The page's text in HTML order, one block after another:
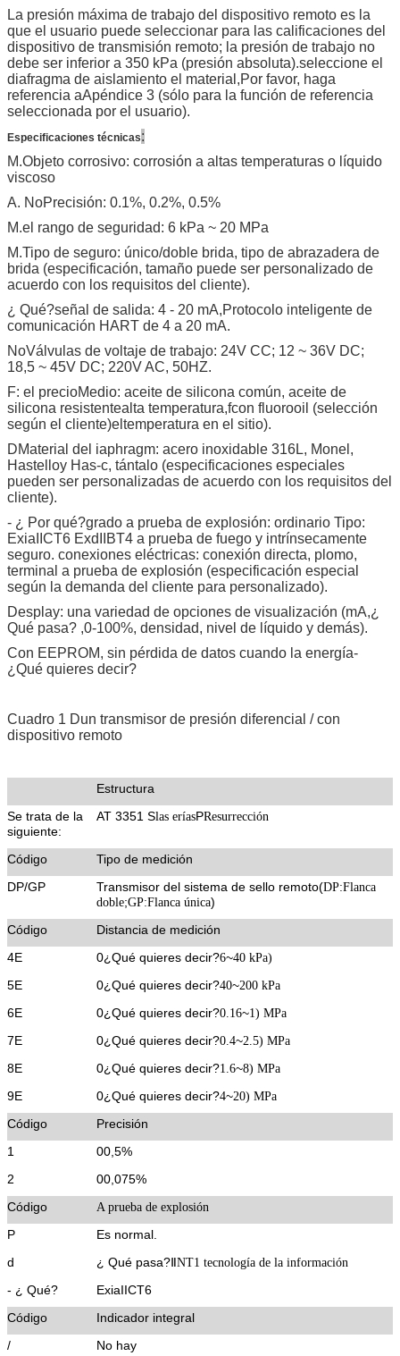
La presión máxima de trabajo del dispositivo remoto es la
que el usuario puede seleccionar para las calificaciones del
dispositivo de transmisión remoto; la presión de trabajo no
debe ser inferior a 350 kPa (presión absoluta).seleccione el
diafragma de aislamiento el material,Por favor, haga
referencia aApéndice 3 (sólo para la función de referencia
seleccionada por el usuario).
Especificaciones técnicas:
M.Objeto corrosivo: corrosión a altas temperaturas o líquido
viscoso
A. NoPrecisión: 0.1%, 0.2%, 0.5%
M.el rango de seguridad: 6 kPa ~ 20 MPa
M.Tipo de seguro: único/doble brida, tipo de abrazadera de
brida (especificación, tamaño puede ser personalizado de
acuerdo con los requisitos del cliente).
¿ Qué?señal de salida: 4 - 20 mA,Protocolo inteligente de
comunicación HART de 4 a 20 mA.
NoVálvulas de voltaje de trabajo: 24V CC; 12 ~ 36V DC;
18,5 ~ 45V DC; 220V AC, 50HZ.
F: el precioMedio: aceite de silicona común, aceite de
silicona resistentealta temperatura,fcon fluorooil (selección
según el cliente)el temperatura en el sitio).
DMaterial del iaphragm: acero inoxidable 316L, Monel,
Hastelloy Has-c, tántalo (especificaciones especiales
pueden ser personalizadas de acuerdo con los requisitos del
cliente).
- ¿ Por qué?grado a prueba de explosión: ordinario Tipo:
ExiaIICT6 ExdIIBT4 a prueba de fuego y intrínsecamente
seguro. conexiones eléctricas: conexión directa, plomo,
terminal a prueba de explosión (especificación especial
según la demanda del cliente para personalizado).
Desplay: una variedad de opciones de visualización (mA,¿
Qué pasa? ,0-100%, densidad, nivel de líquido y demás).
Con EEPROM, sin pérdida de datos cuando la energía-
¿Qué quieres decir?
Cuadro 1 Dun transmisor de presión diferencial / con
dispositivo remoto
Estructura
Se trata de la
siguiente:
AT 3351 Slas eríasPResurrección
Código
Tipo de medición
DP/GP
Transmisor del sistema de sello remoto(DP:Flanca
doble;GP:Flanca única)
Código
Distancia de medición
4E
0¿Qué quieres decir?6~40 kPa)
5E 0¿Qué quieres decir?40~200 kPa
6E 0¿Qué quieres decir?0.16~1) MPa
7E 0¿Qué quieres decir?0.4~2.5) MPa
8E 0¿Qué quieres decir?1.6~8) MPa
9E 0¿Qué quieres decir?4~20) MPa
Código
Precisión
1
00,5%
2
00,075%
Código
A prueba de explosión
P
Es normal.
d
¿ Qué pasa?ⅡNT1 tecnología de la información
- ¿ Qué?
ExiaIICT6
Código
Indicador integral
/
No hay